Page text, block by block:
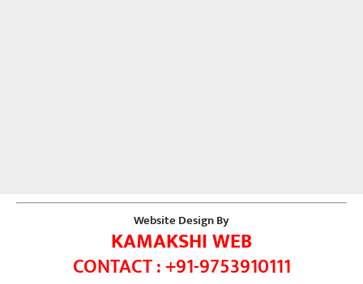
Website Design By
KAMAKSHI WEB
CONTACT : +91-9753910111